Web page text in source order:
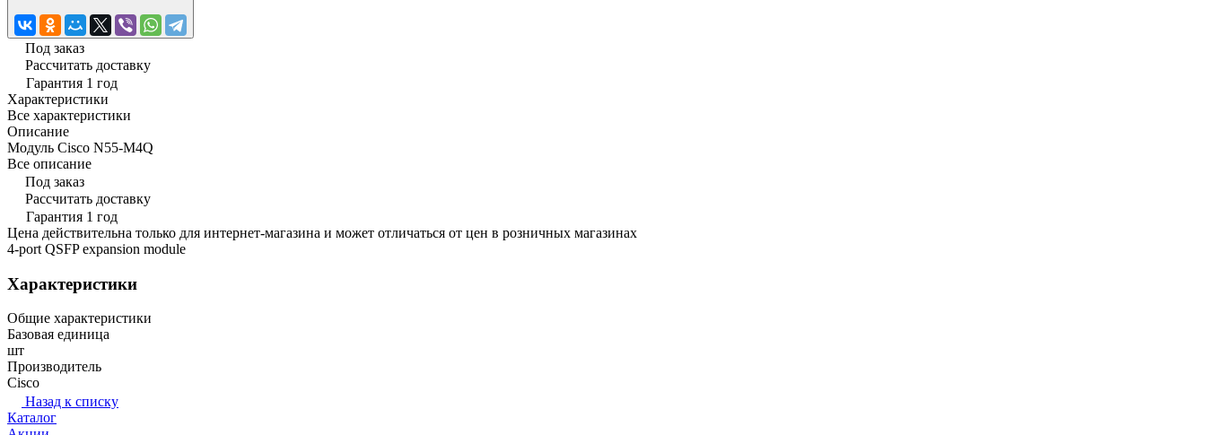
Под заказ
Рассчитать доставку
Гарантия 1 год
Характеристики
Все характеристики
Описание
Модуль Cisco N55-M4Q
Все описание
Под заказ
Рассчитать доставку
Гарантия 1 год
Цена действительна только для интернет-магазина и может отличаться от цен в розничных магазинах
4-port QSFP expansion module
Характеристики
Общие характеристики
Базовая единица
шт
Производитель
Cisco
Назад к списку
Каталог